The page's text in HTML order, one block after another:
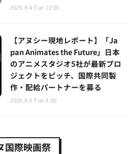
2026.8.4 Tue 12:00
【アヌシー現地レポート】「Ja
pan Animates the Future」日本
のアニメスタジオ5社が最新プロ
ジェクトをピッチ、国際共同製
作・配給パートナーを募る
2026.8.4 Tue 9:00
国際映画祭